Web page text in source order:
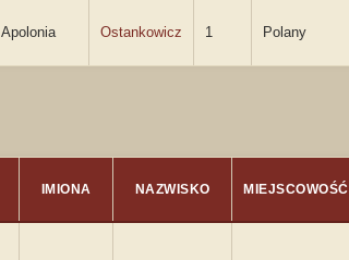
Apolonia Ostankowicz 1 Polany
IMIONA NAZWISKO MIEJSCOWOŚĆ